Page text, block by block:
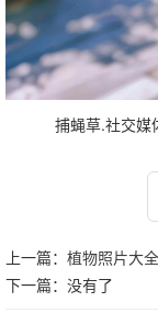
捕蝇草.社交媒
上一篇： 植物照片大
下一篇：没有了